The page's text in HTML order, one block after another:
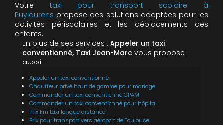
Votre taxi pour transport scolaire à
Puylaurens propose des solutions adaptées pour les
activités périscolaires et les déplacements des
enfants.
En plus de ses services : Appeler un taxi
conventionné, Taxi Jean-Marc vous propose
aussi :
Appeler un taxi conventionné
Chauffeur privé haut de gamme pour mariage
Commander un taxi conventionné CPAM
Commander un taxi conventionné pour hôpital
Prix km taxi longue distance
Prix pour transport vers aéroport de Toulouse